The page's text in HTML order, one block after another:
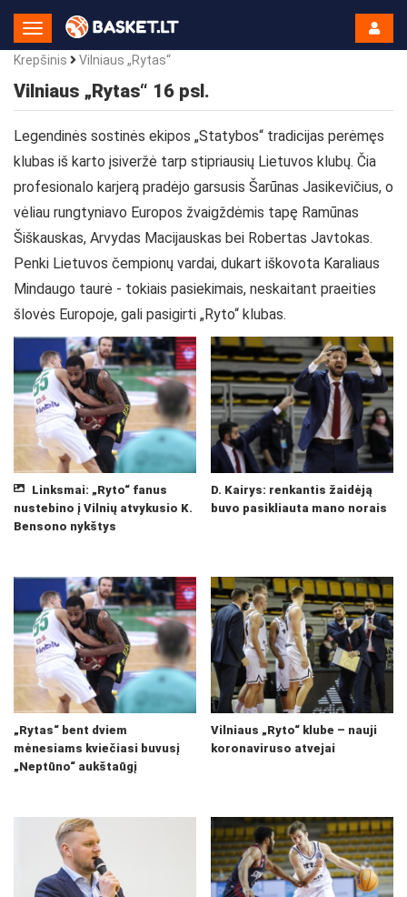
Toggle
Navigation
Krepšinis
Vilniaus „Rytas“
Vilniaus „Rytas“ 16 psl.
Legendinės sostinės ekipos „Statybos“ tradicijas perėmęs
klubas iš karto įsiveržė tarp stipriausių Lietuvos klubų. Čia
profesionalo karjerą pradėjo garsusis Šarūnas Jasikevičius, o
vėliau rungtyniavo Europos žvaigždėmis tapę Ramūnas
Šiškauskas, Arvydas Macijauskas bei Robertas Javtokas.
Penki Lietuvos čempionų vardai, dukart iškovota Karaliaus
Mindaugo taurė - tokiais pasiekimais, neskaitant praeities
šlovės Europoje, gali pasigirti „Ryto“ klubas.
Linksmai: „Ryto“ fanus
nustebino į Vilnių atvykusio K.
Bensono nykštys
D. Kairys: renkantis žaidėją
buvo pasikliauta mano norais
„Rytas“ bent dviem
mėnesiams kviečiasi buvusį
„Neptūno“ aukštaūgį
Vilniaus „Ryto“ klube – nauji
koronaviruso atvejai